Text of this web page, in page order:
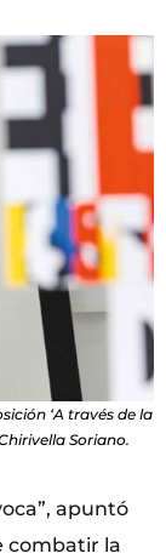
‘A través de la
Soriano.
apuntó
combatir la